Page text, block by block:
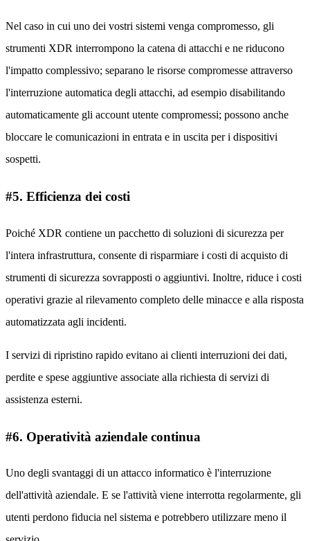
Nel caso in cui uno dei vostri sistemi venga compromesso, gli
strumenti XDR interrompono la catena di attacchi e ne riducono
l'impatto complessivo; separano le risorse compromesse attraverso
l'interruzione automatica degli attacchi, ad esempio disabilitando
automaticamente gli account utente compromessi; possono anche
bloccare le comunicazioni in entrata e in uscita per i dispositivi
sospetti.
#5. Efficienza dei costi
Poiché XDR contiene un pacchetto di soluzioni di sicurezza per
l'intera infrastruttura, consente di risparmiare i costi di acquisto di
strumenti di sicurezza sovrapposti o aggiuntivi. Inoltre, riduce i costi
operativi grazie al rilevamento completo delle minacce e alla risposta
automatizzata agli incidenti.
I servizi di ripristino rapido evitano ai clienti interruzioni dei dati,
perdite e spese aggiuntive associate alla richiesta di servizi di
assistenza esterni.
#6. Operatività aziendale continua
Uno degli svantaggi di un attacco informatico è l'interruzione
dell'attività aziendale. E se l'attività viene interrotta regolarmente, gli
utenti perdono fiducia nel sistema e potrebbero utilizzare meno il